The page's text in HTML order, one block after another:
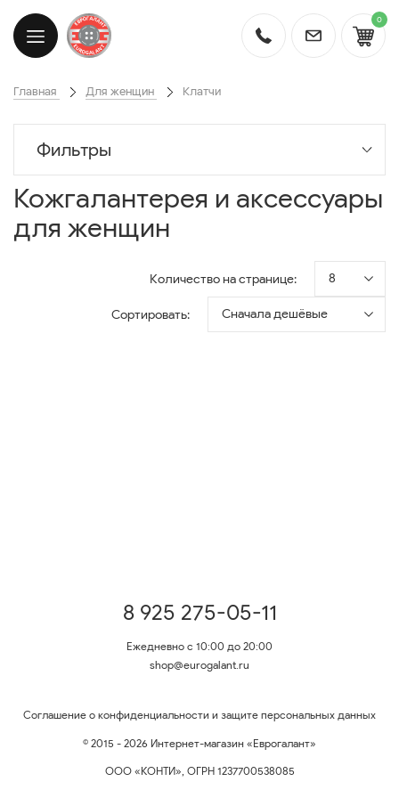
0
Главная Для женщин Клатчи
Фильтры
Кожгалантерея и аксессуары
для женщин
Количество на странице: 8
Сортировать: Сначала дешёвые
8 925 275-05-11
Ежедневно с 10:00 до 20:00
shop@eurogalant.ru
Соглашение о конфиденциальности и защите персональных данных
© 2015 - 2026 Интернет-магазин «Еврогалант»
ООО «КОНТИ», ОГРН 1237700538085